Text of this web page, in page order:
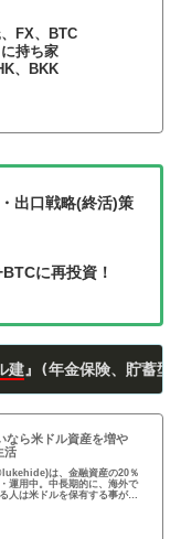
FX、BTC
持ち家
、BKK
出口戦略(終活)策
に再投資！
建』(年金保険、貯蓄型
なら米ドル資産を増や
活
は、金融資産の20％
運用中。中長期的に、海外で
人は米ドルを保有する事がお